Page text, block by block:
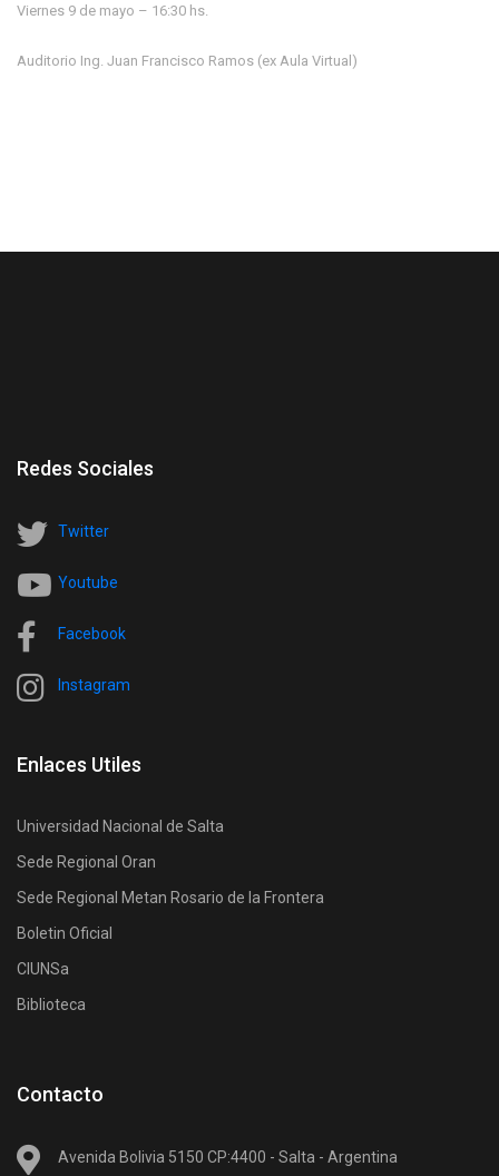
Viernes 9 de mayo – 16:30 hs.
Auditorio Ing. Juan Francisco Ramos (ex Aula Virtual)
Redes Sociales
Twitter
Youtube
Facebook
Instagram
Enlaces Utiles
Universidad Nacional de Salta
Sede Regional Oran
Sede Regional Metan Rosario de la Frontera
Boletin Oficial
CIUNSa
Biblioteca
Contacto
Avenida Bolivia 5150 CP:4400 - Salta - Argentina